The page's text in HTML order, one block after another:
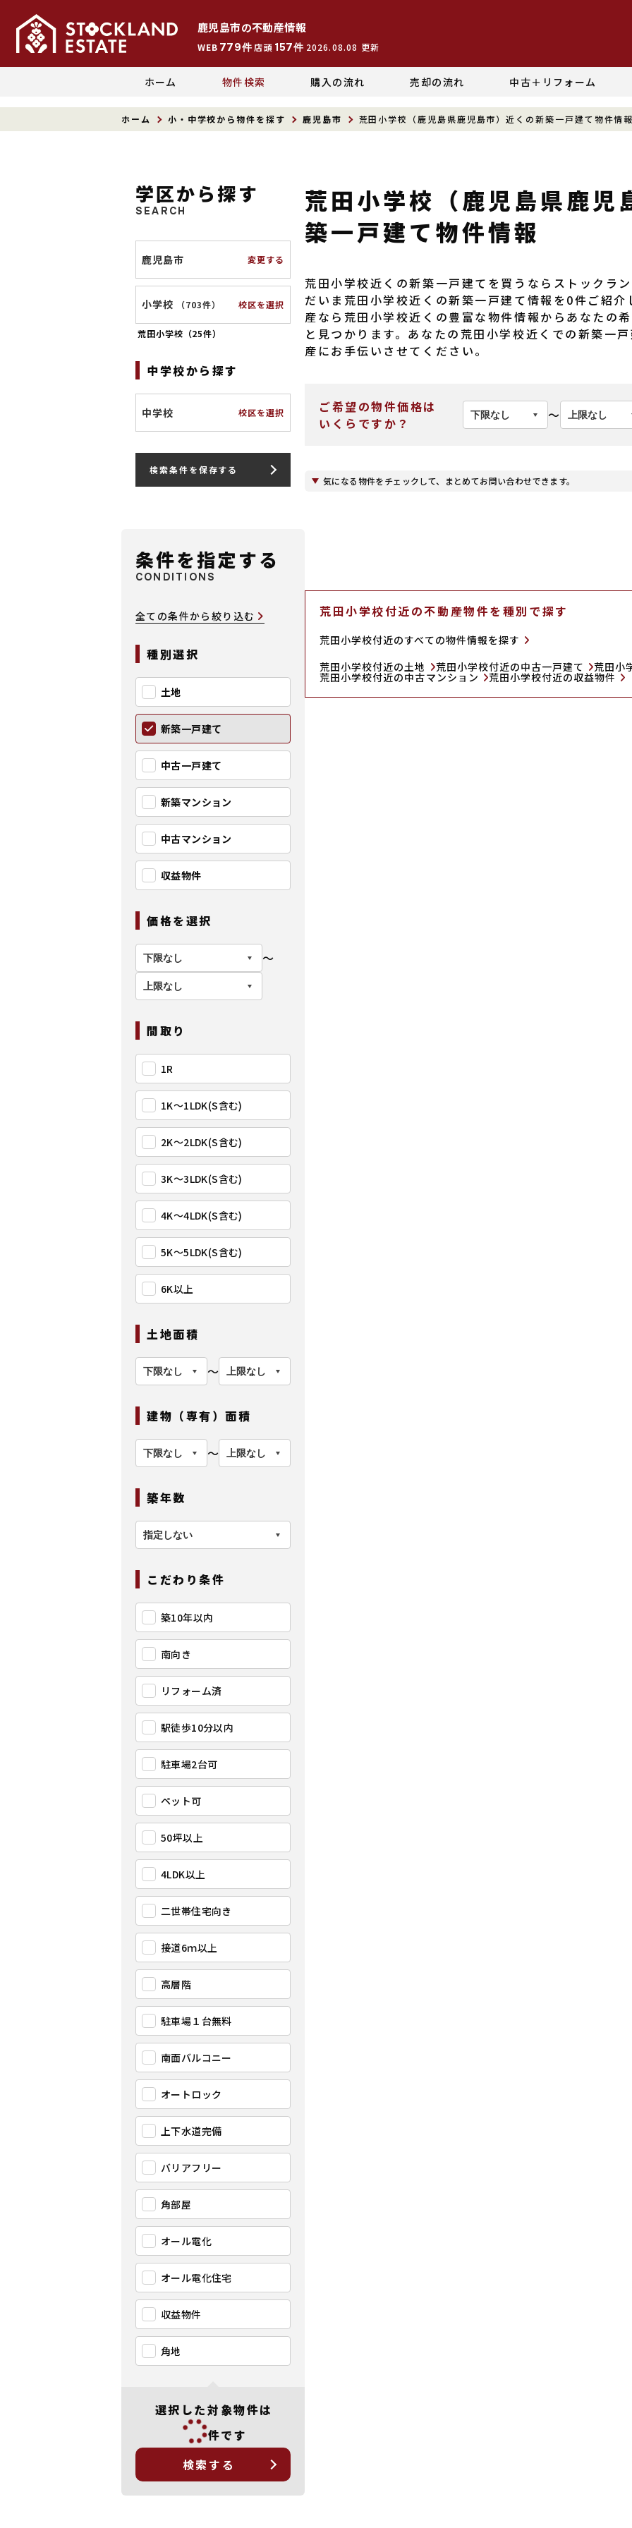
鹿児島市の不動産情報
WEB 779件 店頭 157件 2026.08.08 更新
ホーム 物件検索 購入の流れ 売却の流れ 中古＋リフォーム
ホーム 小・中学校から物件を探す 鹿児島市 荒田小学校（鹿児島県鹿児島市）近くの新築一戸建て物件情報
荒田小学校（鹿児島県鹿児
築一戸建て物件情報
荒田小学校近くの新築一戸建てを買うならストックラ
だいま荒田小学校近くの新築一戸建て情報を0件ご紹
産なら荒田小学校近くの豊富な物件情報からあなたの
と見つかります。あなたの荒田小学校近くでの新築一
産にお手伝いさせてください。
ご希望の物件価格は
いくらですか？
〜
気になる物件をチェックして、まとめてお問い合わせできます。
荒田小学校付近の不動産物件を種別で探す
荒田小学校付近のすべての物件情報を探す
荒田小学校付近の土地
荒田小学校付近の中古一戸建て 荒田小
荒田小学校付近の中古マンション 荒田小学校付近の収益物件
学区から探す
SEARCH
鹿児島市 変更する
小学校 （703件） 校区を選択
荒田小学校（25件）
中学校から探す
中学校 校区を選択
検索条件を保存する
条件を指定する
CONDITIONS
全ての条件から絞り込む
種別選択
土地
新築一戸建て
中古一戸建て
新築マンション
中古マンション
収益物件
価格を選択
〜
間取り
1R
1K〜1LDK(S含む)
2K〜2LDK(S含む)
3K〜3LDK(S含む)
4K〜4LDK(S含む)
5K〜5LDK(S含む)
6K以上
土地面積
〜
建物（専有）面積
〜
築年数
こだわり条件
築10年以内
南向き
リフォーム済
駅徒歩10分以内
駐車場2台可
ペット可
50坪以上
4LDK以上
二世帯住宅向き
接道6ｍ以上
高層階
駐車場１台無料
南面バルコニー
オートロック
上下水道完備
バリアフリー
角部屋
オール電化
オール電化住宅
収益物件
角地
選択した対象物件は
件です
検索する